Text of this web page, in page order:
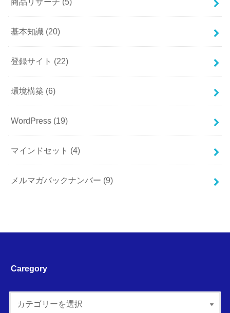
基本知識 (20)
登録サイト (22)
環境構築 (6)
WordPress (19)
マインドセット (4)
メルマガバックナンバー (9)
Caregory